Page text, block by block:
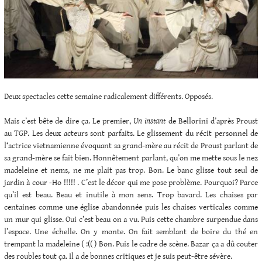
Deux spectacles cette semaine radicalement différents. Opposés.
Mais c’est bête de dire ça. Le premier, Un instantde Bellorini d’après Proust
au TGP. Les deux acteurs sont parfaits. Le glissement du récit personnel de
l‘actrice vietnamienne évoquant sa grand-mère au récit de Proust parlant de
sa grand-mère se fait bien. Honnêtement parlant, qu’on me mette sous le nez
madeleine et nems, ne me plait pas trop. Bon. Le banc glisse tout seul de
jardin à cour -Ho !!!!! . C’est le décor qui me pose problème. Pourquoi? Parce
qu’il est beau. Beau et inutile à mon sens. Trop bavard. Les chaises par
centaines comme une église abandonnée puis les chaises verticales comme
un mur qui glisse. Oui c’est beau on a vu. Puis cette chambre surpendue dans
l’espace. Une échelle. On y monte. On fait semblant de boire du thé en
trempant la madeleine ( :(( ) Bon. Puis le cadre de scène. Bazar ça a dû couter
des roubles tout ça. Il a de bonnes critiques et je suis peut-être sévère.